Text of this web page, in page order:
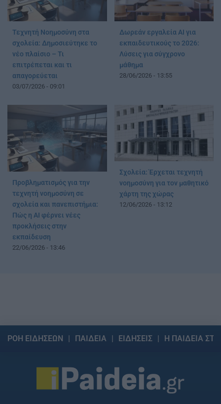
Τεχνητή Νοημοσύνη στα
σχολεία: Δημοσιεύτηκε το
νέο πλαίσιο – Τι
επιτρέπεται και τι
απαγορεύεται
03/07/2026 - 09:01
Δωρεάν εργαλεία AI για
εκπαιδευτικούς το 2026:
Λύσεις για σύγχρονο
μάθημα
28/06/2026 - 13:55
Προβληματισμός για την
τεχνητή νοημοσύνη σε
σχολεία και πανεπιστήμια:
Πώς η AI φέρνει νέες
προκλήσεις στην
εκπαίδευση
22/06/2026 - 13:46
Σχολεία: Έρχεται τεχνητή
νοημοσύνη για τον μαθητικό
χάρτη της χώρας
12/06/2026 - 13:12
ΡΟΗ ΕΙΔΗΣΕΩΝ ΠΑΙΔΕΙΑ ΕΙΔΗΣΕΙΣ Η ΠΑΙΔΕΙΑ